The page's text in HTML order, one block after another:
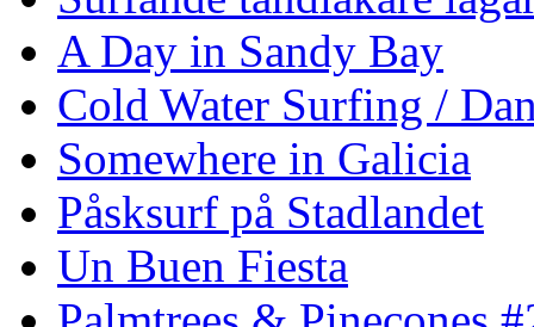
A Day in Sandy Bay
Cold Water Surfing /
Somewhere in Galicia
Påsksurf på Stadlandet
Un Buen Fiesta